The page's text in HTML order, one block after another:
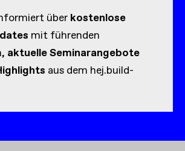
über kostenlose
mit führenden
aktuelle Seminarangebote
aus dem hej.build-